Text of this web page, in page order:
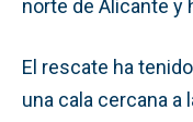
norte de Alicante y
El rescate ha
una cala cercana a